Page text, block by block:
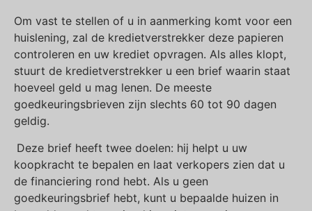
Om vast te stellen of u in aanmerking komt voor een
huislening, zal de kredietverstrekker deze papieren
controleren en uw krediet opvragen. Als alles klopt,
stuurt de kredietverstrekker u een brief waarin staat
hoeveel geld u mag lenen. De meeste
goedkeuringsbrieven zijn slechts 60 tot 90 dagen
geldig.
Deze brief heeft twee doelen: hij helpt u uw
koopkracht te bepalen en laat verkopers zien dat u
de financiering rond hebt. Als u geen
goedkeuringsbrief hebt, kunt u bepaalde huizen in